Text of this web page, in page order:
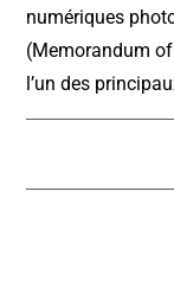
numériques
(Memorandum
l’un des